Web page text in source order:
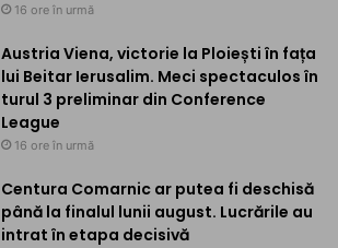
16 ore în urmă
Austria Viena, victorie la Ploiești în fața
lui Beitar Ierusalim. Meci spectaculos în
turul 3 preliminar din Conference
League
16 ore în urmă
Centura Comarnic ar putea fi deschisă
până la finalul lunii august. Lucrările au
intrat în etapa decisivă